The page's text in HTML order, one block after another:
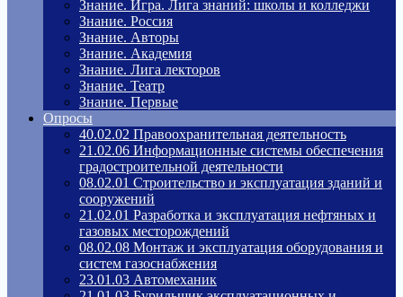
Знание. Игра. Лига знаний: школы и колледжи
Знание. Россия
Знание. Авторы
Знание. Академия
Знание. Лига лекторов
Знание. Театр
Знание. Первые
Опросы
40.02.02 Правоохранительная деятельность
21.02.06 Информационные системы обеспечения
градостроительной деятельности
08.02.01 Строительство и эксплуатация зданий и
сооружений
21.02.01 Разработка и эксплуатация нефтяных и
газовых месторождений
08.02.08 Монтаж и эксплуатация оборудования и
систем газоснабжения
23.01.03 Автомеханик